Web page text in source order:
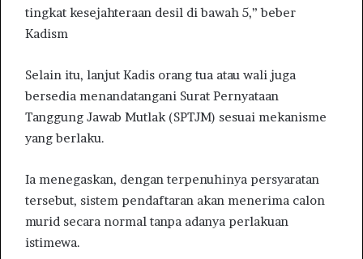
tingkat kesejahteraan desil di bawah 5,” beber
Kadism
Selain itu, lanjut Kadis orang tua atau wali juga
bersedia menandatangani Surat Pernyataan
Tanggung Jawab Mutlak (SPTJM) sesuai mekanisme
yang berlaku.
Ia menegaskan, dengan terpenuhinya persyaratan
tersebut, sistem pendaftaran akan menerima calon
murid secara normal tanpa adanya perlakuan
istimewa.